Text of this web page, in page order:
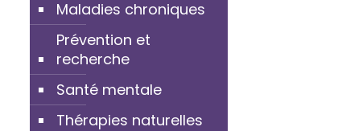
Maladies chroniques
Prévention et
recherche
Santé mentale
Thérapies naturelles